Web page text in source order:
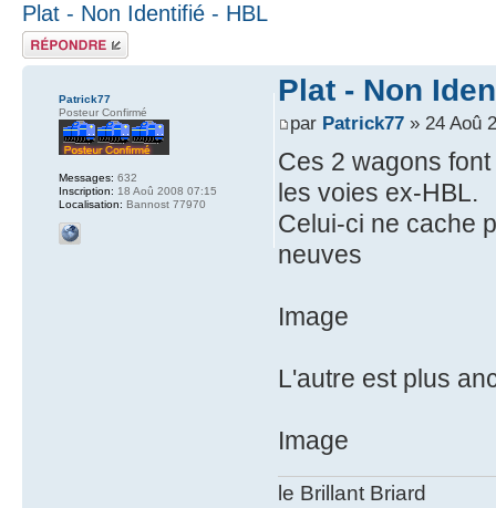
Plat - Non Identifié - HBL
Répondre
Plat - Non
par Patrick77» 24 Aoû
Ces 2 wagons
les voies ex-HBL.
Celui-ci ne cache
neuves
Image
L'autre est plus
Image
le Brillant Briard
Patrick77
Posteur Confirmé
Messages: 632
Inscription: 18 Aoû 2008 07:15
Localisation: Bannost 77970